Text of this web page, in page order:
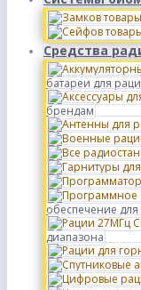
Средства
батареи для
брендам
обеспечение
диапазона